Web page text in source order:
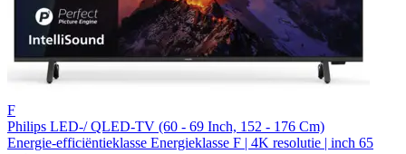
F
Philips LED-/ QLED-TV (60 - 69 Inch, 152 - 176 Cm)
Energie-efficiëntieklasse Energieklasse F | 4K resolutie | inch 65